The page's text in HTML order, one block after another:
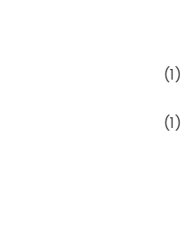
(1)
(1)